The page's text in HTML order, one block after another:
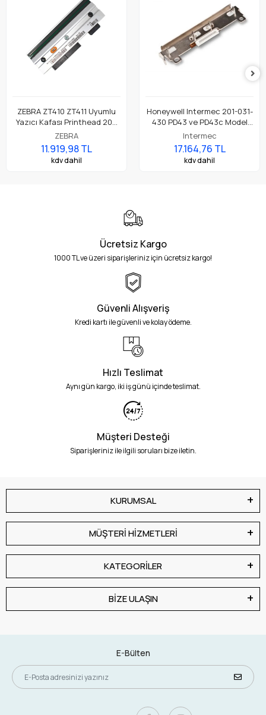
ZEBRA ZT410 ZT411 Uyumlu
Yazıcı Kafası Printhead 203
Dpi Parça No: P1058930-009
ZEBRA
11.919,98 TL
kdv dahil
Honeywell Intermec 201-031-
430 PD43 ve PD43c Model
Barkod Etiket Yazıcı 203 Dpi
Termal Baskı Kafası
Intermec
17.164,76 TL
kdv dahil
Ücretsiz Kargo
1000 TL ve üzeri siparişleriniz için ücretsiz kargo!
Güvenli Alışveriş
Kredi kartı ile güvenli ve kolay ödeme.
Hızlı Teslimat
Aynı gün kargo, iki iş günü içinde teslimat.
Müşteri Desteği
Siparişleriniz ile ilgili soruları bize iletin.
KURUMSAL
MÜŞTERİ HİZMETLERİ
KATEGORİLER
BİZE ULAŞIN
E-Bülten